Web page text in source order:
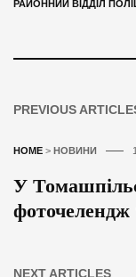
РАЙОННИЙ ВІДДІЛ
PREVIOUS
HOME > НОВИНИ
У
NEXT ARTICLES